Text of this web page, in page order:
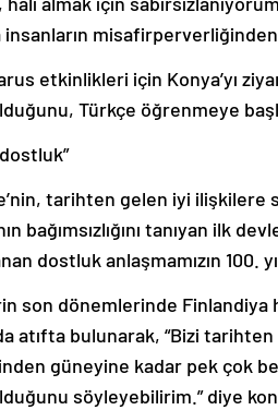
insanların
etkinlikleri için Konya’yı
Türkçe öğrenmeye
tarihten gelen iyi
bağımsızlığını tanıyan ilk
dostluk anlaşmamızın 100.
son dönemlerinde Finlandiya
atıfta bulunarak, “Bizi
güneyine kadar pek çok
söyleyebilirim.” diye